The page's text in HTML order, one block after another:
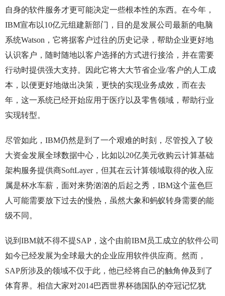
自身的软件服务才更可能决定一些根本性的东西。在今年，
IBM宣布以10亿元组建新部门，目的是发展公司最新的电脑
系统Watson，它将据客户过往的历史记录，帮助企业更好地
认识客户，随时随地以客户选择的方式进行接洽，并在需要
行动时提供强大支持。因此它将大大节省企业/客户的人工成
本，以便更好地做出决策，更快的实现业务成效，而在去
年，这一系统已经开始应用于医疗以及零售领域，帮助行业
实现转型。
尽管如此，IBM仍然是到了一个艰难的时刻，尽管投入了较
大资金发展全球数据中心，比如以20亿美元收购云计算基础
架构服务提供商SoftLayer，但其在云计算领域取得的收入应
属是杯水车薪，面对来势汹汹的后起之秀，IBM这个蓝色巨
人可能需要放下过去的慢热，虽然大象和蚂蚁转身需要的能
级不同。
说到IBM就不得不提SAP，这个由前IBM员工成立的软件公司
如今已经发展为全球最大的企业应用软件供应商。然而，
SAP所涉及的领域不仅于此，他已经将自己的触角伸及到了
体育界。相信大家对2014巴西世界杯德国队的夺冠记忆犹